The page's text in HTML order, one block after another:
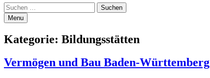
Search
Suchen
nach:
Menu
Kategorie: Bildungsstätten
Vermögen und Bau Baden-Württemberg